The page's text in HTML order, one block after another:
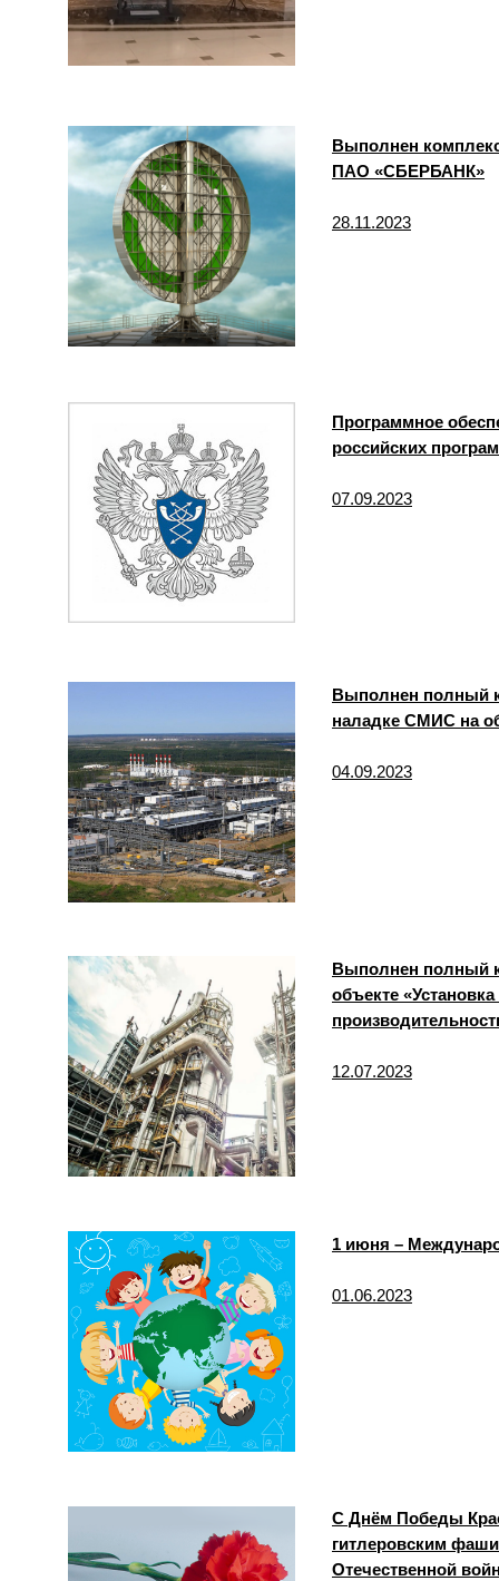
С Днём Победы
гитлеровским
Отечественной
1 июня –
01.06.2023
Выполнен полный
объекте
12.07.2023
Выполнен полный
наладке СМИС на
04.09.2023
Программное
российских
07.09.2023
Выполнен
ПАО «СБЕРБАНК»
28.11.2023